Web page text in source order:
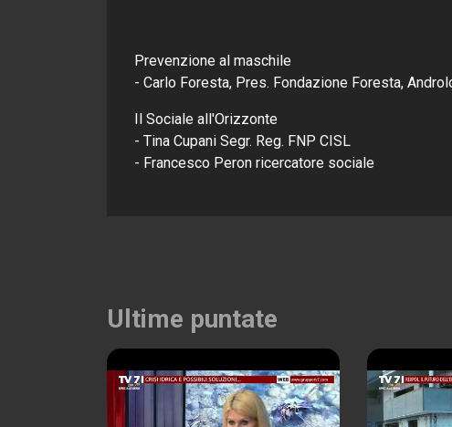
Prevenzione al maschile
- Carlo Foresta, Pres. Fondazione Foresta,
Il Sociale all'Orizzonte
- Tina Cupani Segr. Reg. FNP CISL
- Francesco Peron ricercatore sociale
Ultime puntate